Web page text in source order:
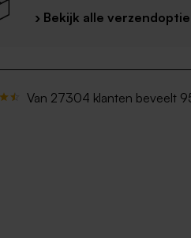
› Bekijk alle
Van 27304 klanten beveelt